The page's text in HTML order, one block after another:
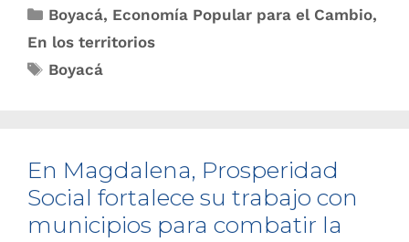
Boyacá, Economía Popular para el Cambio,
En los territorios
Boyacá
En Magdalena, Prosperidad
Social fortalece su trabajo con
municipios para combatir la